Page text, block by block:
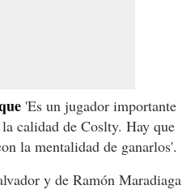
'Es un jugador importante
calidad de Coslty. Hay que
la mentalidad de ganarlos'.
y de Ramón Maradiaga